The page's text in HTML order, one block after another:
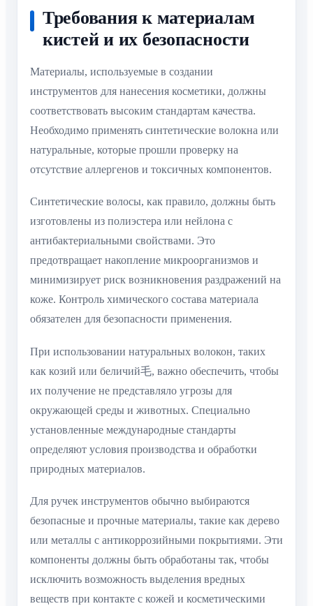
Требования к материалам
кистей и их безопасности
Материалы, используемые в создании
инструментов для нанесения косметики, должны
соответствовать высоким стандартам качества.
Необходимо применять синтетические волокна или
натуральные, которые прошли проверку на
отсутствие аллергенов и токсичных компонентов.
Синтетические волосы, как правило, должны быть
изготовлены из полиэстера или нейлона с
антибактериальными свойствами. Это
предотвращает накопление микроорганизмов и
минимизирует риск возникновения раздражений на
коже. Контроль химического состава материала
обязателен для безопасности применения.
При использовании натуральных волокон, таких
как козий или беличий毛, важно обеспечить, чтобы
их получение не представляло угрозы для
окружающей среды и животных. Специально
установленные международные стандарты
определяют условия производства и обработки
природных материалов.
Для ручек инструментов обычно выбираются
безопасные и прочные материалы, такие как дерево
или металлы с антикоррозийными покрытиями. Эти
компоненты должны быть обработаны так, чтобы
исключить возможность выделения вредных
веществ при контакте с кожей и косметическими